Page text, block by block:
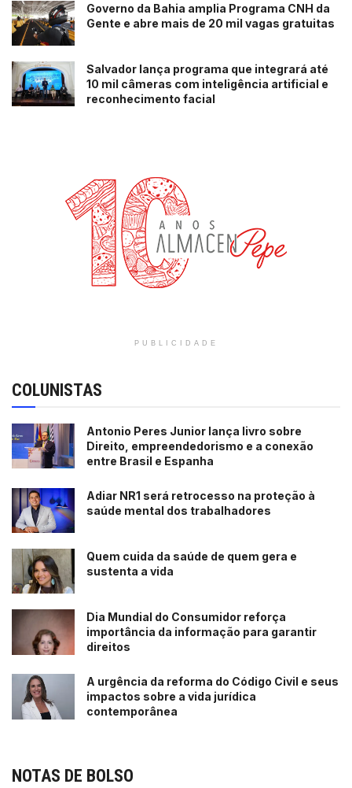
Governo da Bahia amplia Programa CNH da
Gente e abre mais de 20 mil vagas gratuitas
Salvador lança programa que integrará até
10 mil câmeras com inteligência artificial e
reconhecimento facial
PUBLICIDADE
COLUNISTAS
Antonio Peres Junior lança livro sobre
Direito, empreendedorismo e a conexão
entre Brasil e Espanha
Adiar NR1 será retrocesso na proteção à
saúde mental dos trabalhadores
Quem cuida da saúde de quem gera e
sustenta a vida
Dia Mundial do Consumidor reforça
importância da informação para garantir
direitos
A urgência da reforma do Código Civil e seus
impactos sobre a vida jurídica
contemporânea
NOTAS DE BOLSO